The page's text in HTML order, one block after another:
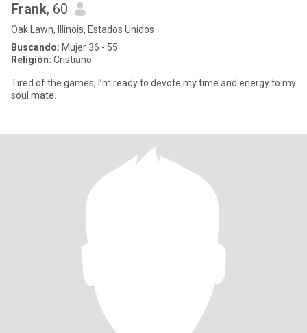
Frank, 60
Oak Lawn, Illinois, Estados Unidos
Buscando: Mujer 36 - 55
Religión: Cristiano
Tired of the games, I’m ready to devote my time and energy to my
soul mate.